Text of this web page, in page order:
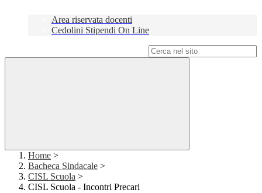
Area riservata docenti
Cedolini Stipendi On Line
Home >
Bacheca Sindacale >
CISL Scuola >
CISL Scuola - Incontri Precari